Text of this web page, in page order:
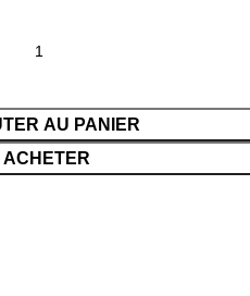
AU PANIER
ACHETER